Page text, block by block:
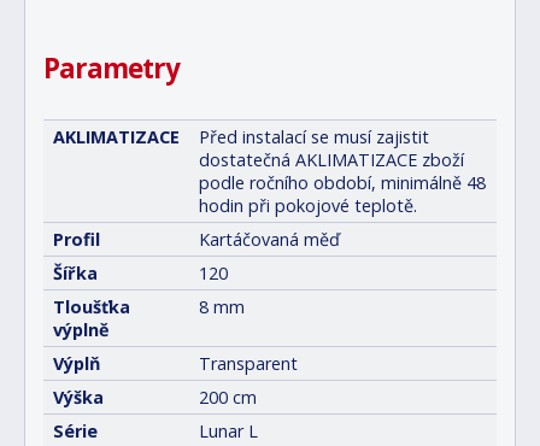
Parametry
AKLIMATIZACE
Před instalací se musí zajistit
dostatečná AKLIMATIZACE zboží
podle ročního období, minimálně 48
hodin při pokojové teplotě.
Profil
Kartáčovaná měď
Šířka
120
Tloušťka
výplně
8 mm
Výplň
Transparent
Výška
200 cm
Série
Lunar L